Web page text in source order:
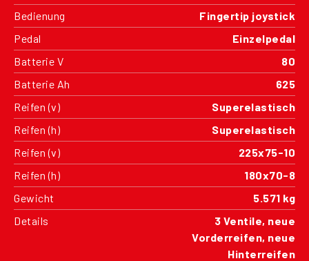
Bedienung
Fingertip joystick
Pedal
Einzelpedal
Batterie V
80
Batterie Ah
625
Reifen (v)
Superelastisch
Reifen (h)
Superelastisch
Reifen (v)
225x75-10
Reifen (h)
180x70-8
Gewicht
5.571 kg
Details
3 Ventile, neue
Vorderreifen, neue
Hinterreifen